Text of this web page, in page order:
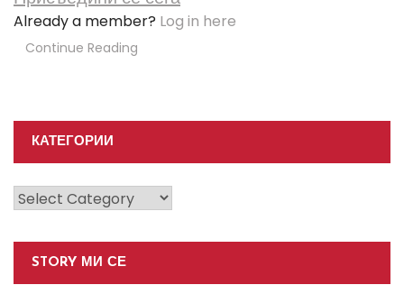
Already a member? Log in here
Continue Reading
КАТЕГОРИИ
Категории
STORY МИ СЕ